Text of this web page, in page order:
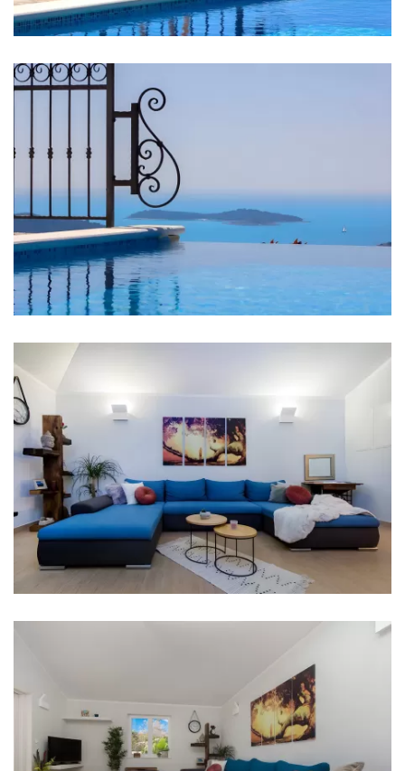
Küche
Herd
Kühlschrank
Mikrowelle
Wasserkocher
Eismaschine
Kaffeemaschine
Geschirr
Hochstuhl
Blender